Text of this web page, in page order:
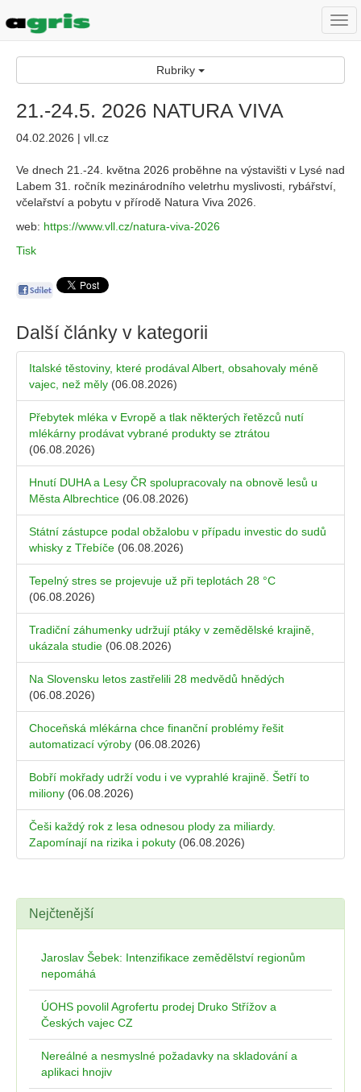
Rubriky
21.-24.5. 2026 NATURA VIVA
04.02.2026 | vll.cz
Ve dnech 21.-24. května 2026 proběhne na výstavišti v Lysé nad
Labem 31. ročník mezinárodního veletrhu myslivosti, rybářství,
včelařství a pobytu v přírodě Natura Viva 2026.
web: https://www.vll.cz/natura-viva-2026
Tisk
Další články v kategorii
Italské těstoviny, které prodával Albert, obsahovaly méně
vajec, než měly (06.08.2026)
Přebytek mléka v Evropě a tlak některých řetězců nutí
mlékárny prodávat vybrané produkty se ztrátou
(06.08.2026)
Hnutí DUHA a Lesy ČR spolupracovaly na obnově lesů u
Města Albrechtice (06.08.2026)
Státní zástupce podal obžalobu v případu investic do sudů
whisky z Třebíče (06.08.2026)
Tepelný stres se projevuje už při teplotách 28 °C
(06.08.2026)
Tradiční záhumenky udržují ptáky v zemědělské krajině,
ukázala studie (06.08.2026)
Na Slovensku letos zastřelili 28 medvědů hnědých
(06.08.2026)
Choceňská mlékárna chce finanční problémy řešit
automatizací výroby (06.08.2026)
Bobří mokřady udrží vodu i ve vyprahlé krajině. Šetří to
miliony (06.08.2026)
Češi každý rok z lesa odnesou plody za miliardy.
Zapomínají na rizika i pokuty (06.08.2026)
Nejčtenější
Jaroslav Šebek: Intenzifikace zemědělství regionům
nepomáhá
ÚOHS povolil Agrofertu prodej Druko Střížov a
Českých vajec CZ
Nereálné a nesmyslné požadavky na skladování a
aplikaci hnojiv